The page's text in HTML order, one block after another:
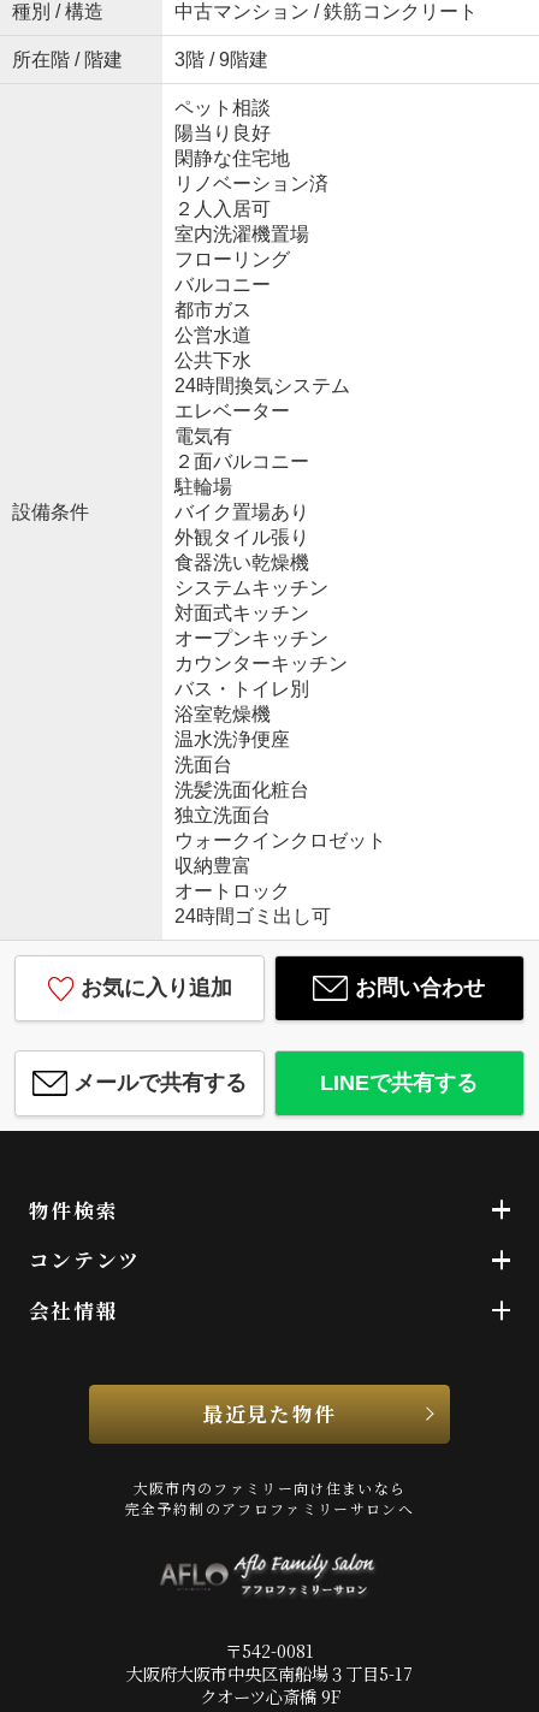
種別 / 構造 中古マンション / 鉄筋コンクリート
所在階 / 階建 3階 / 9階建
設備条件
ペット相談
陽当り良好
閑静な住宅地
リノベーション済
２人入居可
室内洗濯機置場
フローリング
バルコニー
都市ガス
公営水道
公共下水
24時間換気システム
エレベーター
電気有
２面バルコニー
駐輪場
バイク置場あり
外観タイル張り
食器洗い乾燥機
システムキッチン
対面式キッチン
オープンキッチン
カウンターキッチン
バス・トイレ別
浴室乾燥機
温水洗浄便座
洗面台
洗髪洗面化粧台
独立洗面台
ウォークインクロゼット
収納豊富
オートロック
24時間ゴミ出し可
お気に入り追加 お問い合わせ
メールで共有する LINEで共有する
物件検索
コンテンツ
会社情報
最近見た物件
大阪市内のファミリー向け住まいなら
完全予約制のアフロファミリーサロンへ
〒542-0081
大阪府大阪市中央区南船場３丁目5-17
クオーツ心斎橋 9F